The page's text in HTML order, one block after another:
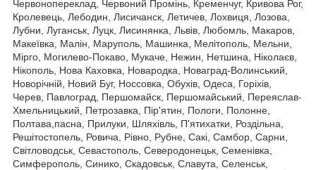
Червонопереклад, Червоний Промінь, Кременчуг, Кривова Рог,
Кролевець, Лебодин, Лисичанск, Летичев, Лохвиця, Лозова,
Лубни, Луганськ, Луцк, Лисинянка, Львів, Любомль, Макаров,
Макеївка, Малін, Маруполь, Машинка, Мелітополь, Мельни,
Мірго, Могилево-Покаво, Мукаче, Нежин, Нетшина, Ніколаєв,
Нікополь, Нова Каховка, Новародка, Новаград-Волинський,
Новорічній, Новий Буг, Носсовка, Обухів, Одеса, Горіхів,
Черев, Павлоград, Першомайск, Першомайський, Переяслав-
Хмельницький, Петрозавка, Пір'ятин, Пологи, Полонне,
Полтава,пасна, Прилуки, Шляхівль, П'ятихатки, Роздільна,
Решітостопель, Ровича, Рівно, Рубне, Сакі, Самбор, Сарни,
Світловодськ, Севастополь, Северодонецьк, Семенівка,
Симферополь, Синико, Скадовськ, Славута, Селенськ,